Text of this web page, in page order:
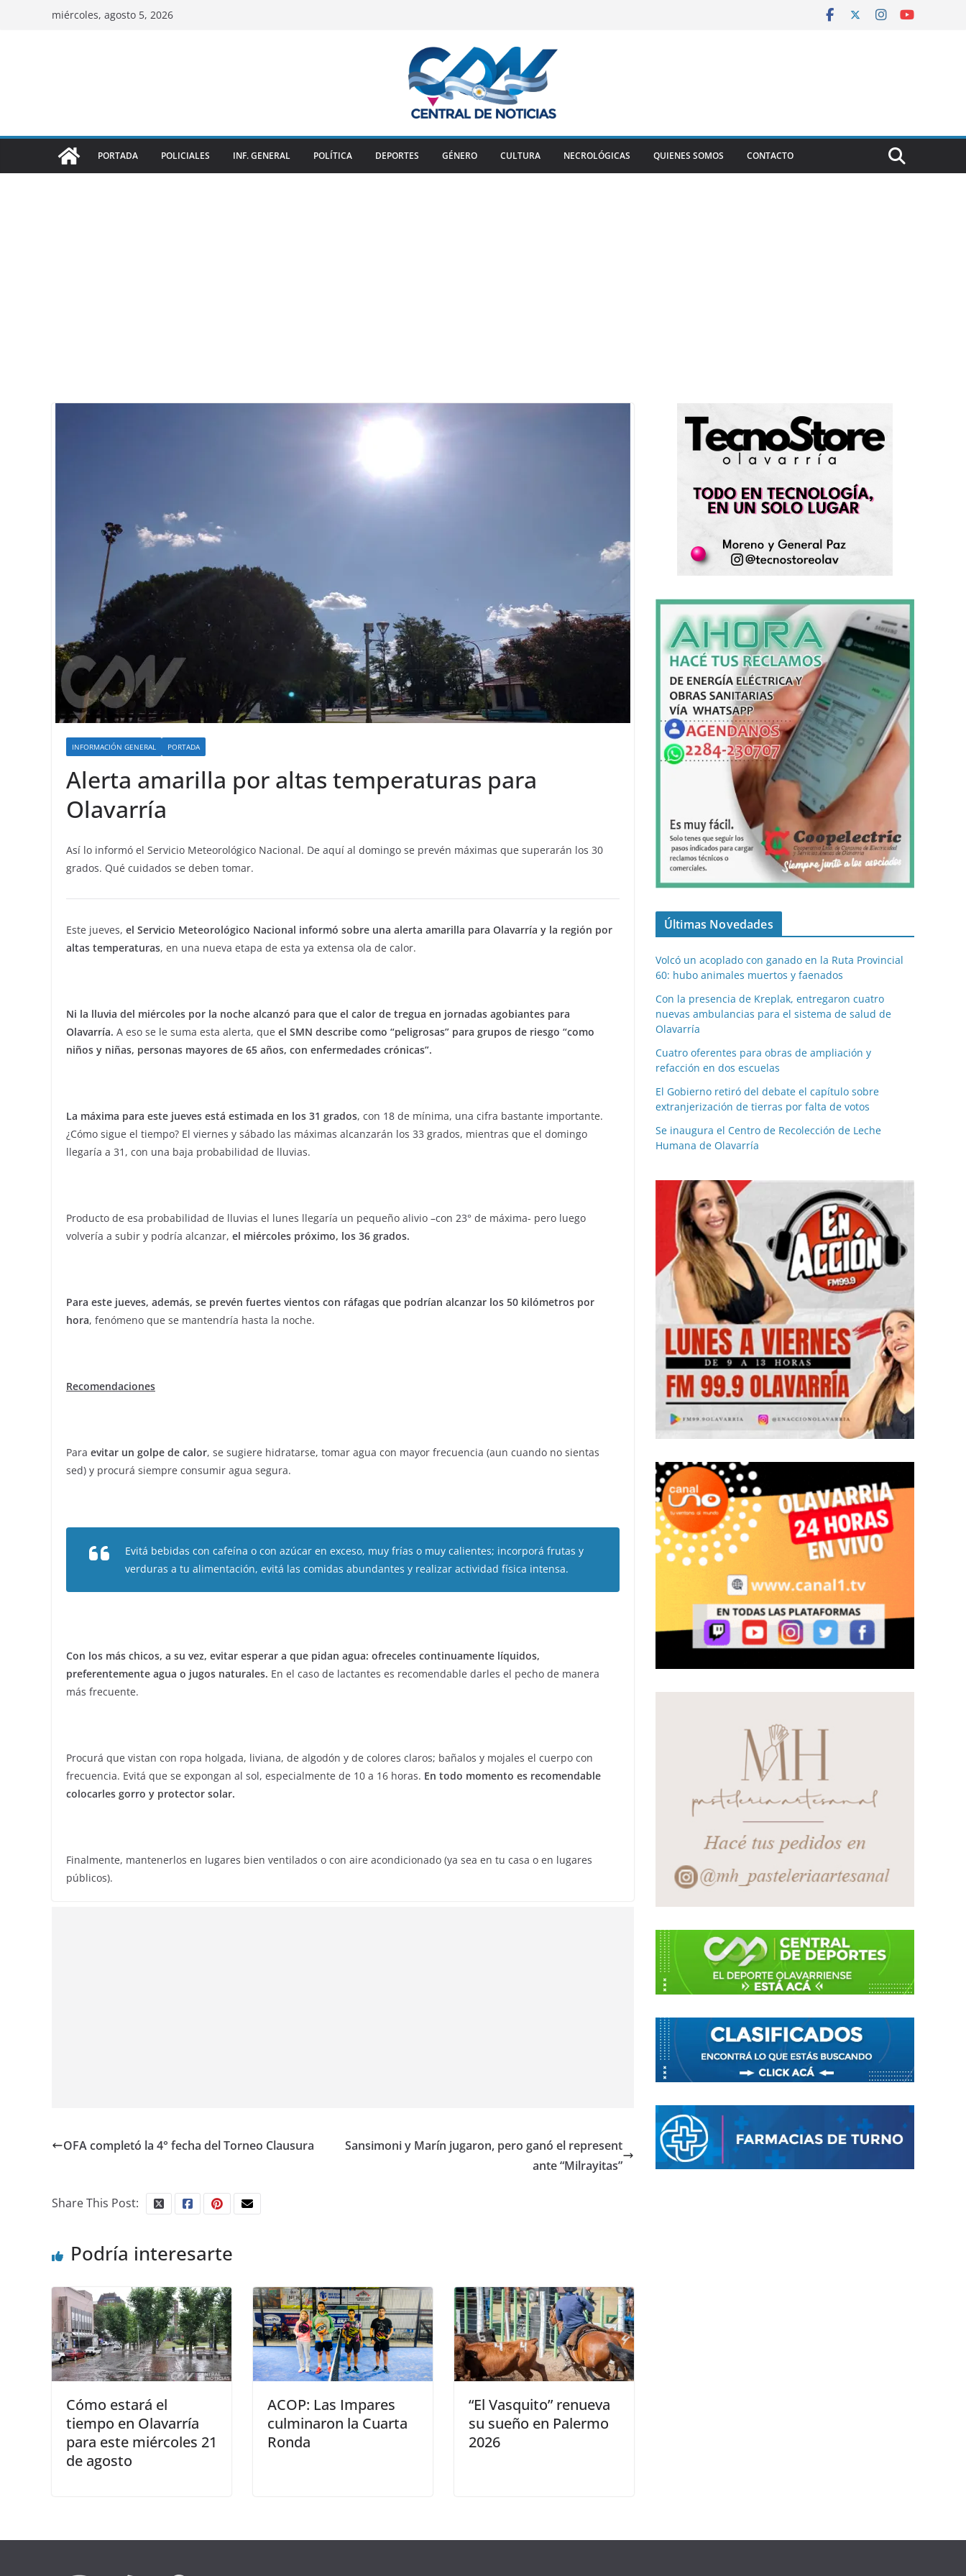
miércoles, agosto 5, 2026
PORTADA POLICIALES INF. GENERAL POLÍTICA DEPORTES GÉNERO CULTURA NECROLÓGICAS QUIENES SOMOS CONTACTO
INFORMACIÓN GENERAL PORTADA
Alerta amarilla por altas temperaturas para
Olavarría
Así lo informó el Servicio Meteorológico Nacional. De aquí al domingo se prevén máximas que superarán los 30
grados. Qué cuidados se deben tomar.
Este jueves, el Servicio Meteorológico Nacional informó sobre una alerta amarilla para Olavarría y la región por
altas temperaturas, en una nueva etapa de esta ya extensa ola de calor.
Ni la lluvia del miércoles por la noche alcanzó para que el calor de tregua en jornadas agobiantes para
Olavarría. A eso se le suma esta alerta, que el SMN describe como “peligrosas” para grupos de riesgo “como
niños y niñas, personas mayores de 65 años, con enfermedades crónicas”.
La máxima para este jueves está estimada en los 31 grados, con 18 de mínima, una cifra bastante importante.
¿Cómo sigue el tiempo? El viernes y sábado las máximas alcanzarán los 33 grados, mientras que el domingo
llegaría a 31, con una baja probabilidad de lluvias.
Producto de esa probabilidad de lluvias el lunes llegaría un pequeño alivio –con 23° de máxima- pero luego
volvería a subir y podría alcanzar, el miércoles próximo, los 36 grados.
Para este jueves, además, se prevén fuertes vientos con ráfagas que podrían alcanzar los 50 kilómetros por
hora, fenómeno que se mantendría hasta la noche.
Recomendaciones
Para evitar un golpe de calor, se sugiere hidratarse, tomar agua con mayor frecuencia (aun cuando no sientas
sed) y procurá siempre consumir agua segura.
Evitá bebidas con cafeína o con azúcar en exceso, muy frías o muy calientes; incorporá frutas y
verduras a tu alimentación, evitá las comidas abundantes y realizar actividad física intensa.
Con los más chicos, a su vez, evitar esperar a que pidan agua: ofreceles continuamente líquidos,
preferentemente agua o jugos naturales. En el caso de lactantes es recomendable darles el pecho de manera
más frecuente.
Procurá que vistan con ropa holgada, liviana, de algodón y de colores claros; bañalos y mojales el cuerpo con
frecuencia. Evitá que se expongan al sol, especialmente de 10 a 16 horas. En todo momento es recomendable
colocarles gorro y protector solar.
Finalmente, mantenerlos en lugares bien ventilados o con aire acondicionado (ya sea en tu casa o en lugares
públicos).
OFA completó la 4° fecha del Torneo Clausura
Sansimoni y Marín jugaron, pero ganó el represent
ante “Milrayitas”
Share This Post:
Podría interesarte
Cómo estará el
tiempo en Olavarría
para este miércoles 21
de agosto
ACOP: Las Impares
culminaron la Cuarta
Ronda
“El Vasquito” renueva
su sueño en Palermo
2026
Últimas Novedades
Volcó un acoplado con ganado en la Ruta Provincial
60: hubo animales muertos y faenados
Con la presencia de Kreplak, entregaron cuatro
nuevas ambulancias para el sistema de salud de
Olavarría
Cuatro oferentes para obras de ampliación y
refacción en dos escuelas
El Gobierno retiró del debate el capítulo sobre
extranjerización de tierras por falta de votos
Se inaugura el Centro de Recolección de Leche
Humana de Olavarría